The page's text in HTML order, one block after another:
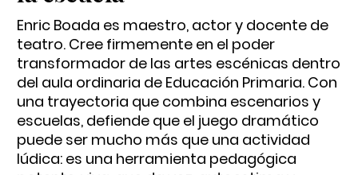
Enric Boada es maestro, actor y docente de
teatro. Cree firmemente en el poder
transformador de las artes escénicas dentro
del aula ordinaria de Educación Primaria. Con
una trayectoria que combina escenarios y
escuelas, defiende que el juego dramático
puede ser mucho más que una actividad
lúdica: es una herramienta pedagógica